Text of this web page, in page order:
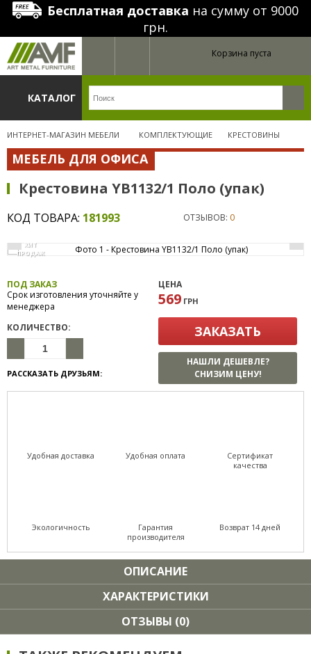
Бесплатная доставка на сумму от 9000
грн.
Корзина пуста
КАТАЛОГ
ИНТЕРНЕТ-МАГАЗИН МЕБЕЛИ КОМПЛЕКТУЮЩИЕ КРЕСТОВИНЫ
МЕБЕЛЬ ДЛЯ ОФИСА
Крестовина YB1132/1 Поло (упак)
КОД ТОВАРА: 181993 ОТЗЫВОВ: 0
ХИТ
ПРОДАЖ
ПОД ЗАКАЗ
Срок изготовления уточняйте у
менеджера
КОЛИЧЕСТВО:
РАССКАЗАТЬ ДРУЗЬЯМ:
ЦЕНА
569 ГРН
ЗАКАЗАТЬ
НАШЛИ ДЕШЕВЛЕ?
СНИЗИМ ЦЕНУ!
Удобная доставка Удобная оплата
Сертификат
качества
Экологичность
Гарантия
производителя
Возврат 14 дней
ОПИСАНИЕ
ХАРАКТЕРИСТИКИ
ОТЗЫВЫ (0)